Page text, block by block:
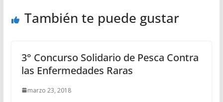
También te puede gustar
3° Concurso Solidario de Pesca Contra
las Enfermedades Raras
marzo 23, 2018